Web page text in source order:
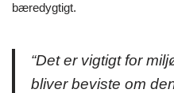
bæredygtigt.
“Det er vigtigt for
bliver beviste om